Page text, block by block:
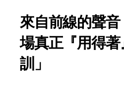
來自前線的聲
場真正『用得著
訓」